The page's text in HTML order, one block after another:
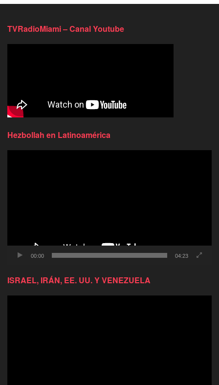
TVRadioMiami – Canal Youtube
Hezbollah en Latinoamérica
00:00 04:23
ISRAEL, IRÁN, EE. UU. Y VENEZUELA